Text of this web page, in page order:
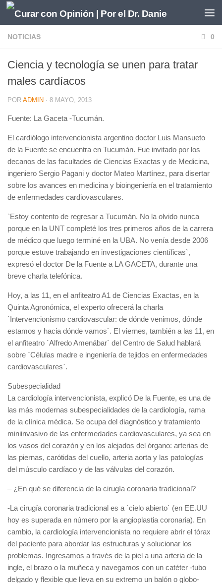
Saltar al contenido
NOTICIAS 0
Ciencia y tecnología se unen para tratar
males cardíacos
POR ADMIN · 8 MAYO, 2013
Fuente: La Gaceta -Tucumán.
El cardiólogo intervencionista argentino doctor Luis Mansueto
de la Fuente se encuentra en Tucumán. Fue invitado por los
decanos de las facultades de Ciencias Exactas y de Medicina,
ingeniero Sergio Pagani y doctor Mateo Martínez, para disertar
sobre los avances en medicina y bioingeniería en el tratamiento
de enfermedades cardiovasculares.
`Estoy contento de regresar a Tucumán. No la olvido nunca
porque en la UNT completé los tres primeros años de la carrera
de médico que luego terminé en la UBA. No venía desde 2006
porque estuve trabajando en investigaciones científicas`,
expresó el doctor De la Fuente a LA GACETA, durante una
breve charla telefónica.
Hoy, a las 11, en el anfiteatro A1 de Ciencias Exactas, en la
Quinta Agronómica, el experto ofrecerá la charla
`Intervencionismo cardiovascular: de dónde venimos, dónde
estamos y hacia dónde vamos`. El viernes, también a las 11, en
el anfiteatro `Alfredo Amenábar` del Centro de Salud hablará
sobre `Células madre e ingeniería de tejidos en enfermedades
cardiovasculares`.
Subespecialidad
La cardiología intervencionista, explicó De la Fuente, es una de
las más modernas subespecialidades de la cardiología, rama
de la clínica médica. Se ocupa del diagnóstico y tratamiento
miniinvasivo de las enfermedades cardiovasculares, ya sea en
los vasos del corazón y en los alejados del órgano: arterias de
las piernas, carótidas del cuello, arteria aorta y las patologías
del músculo cardíaco y de las válvulas del corazón.
– ¿En qué se diferencia de la cirugía coronaria tradicional?
-La cirugía coronaria tradicional es a `cielo abierto` (en EE.UU
hoy es superada en número por la angioplastia coronaria). En
cambio, la cardiología intervencionista no requiere abrir el tórax
del paciente para abordar las estructuras y solucionar los
problemas. Ingresamos a través de la piel a una arteria de la
ingle, el brazo o la muñeca y navegamos con un catéter -tubo
delgado y flexible que lleva en su extremo un balón o globo-